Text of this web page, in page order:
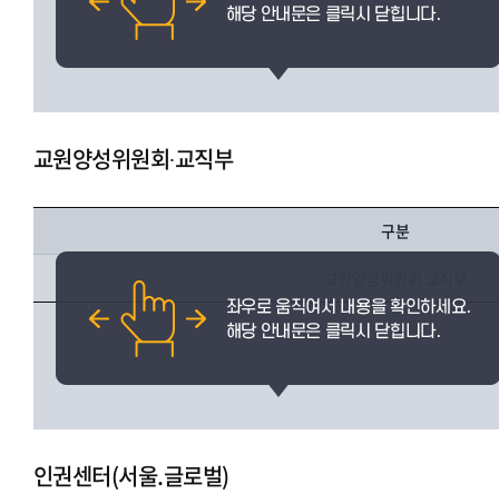
교원양성위원회∙교직부
구분
인권센터(서울.글로벌)